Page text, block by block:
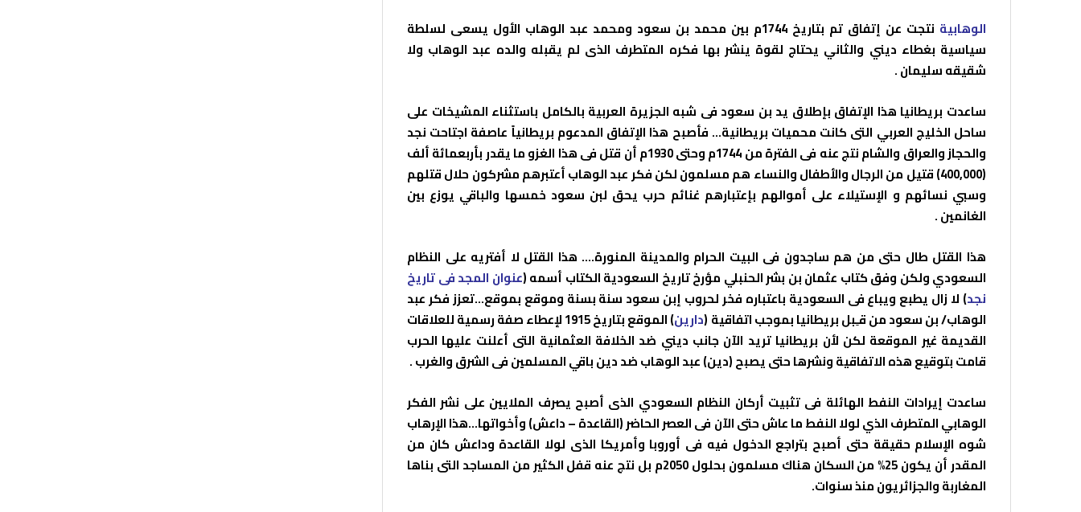
الوهابية
نتجت عن إتفاق تم بتاريخ 1744م بين محمد بن سعود ومحمد عبد الوهاب الأول يسعى لسلطة
سياسية بغطاء ديني والثاني يحتاج لقوة ينشر بها فكره المتطرف الذى لم يقبله والده عبد الوهاب ولا
شقيقه سليمان .
ساعدت بريطانيا هذا الإتفاق بإطلاق يد بن سعود فى شبه الجزيرة العربية بالكامل باستثناء المشيخات على
ساحل الخليج العربي التى كانت محميات بريطانية… فأصبح هذا الإتفاق المدعوم بريطانياً عاصفة اجتاحت نجد
والحجاز والعراق والشام نتج عنه فى الفترة من 1744م وحتى 1930م أن قتل فى هذا الغزو ما يقدر بأربعمائة ألف
(400,000) قتيل من الرجال والأطفال والنساء هم مسلمون لكن فكر عبد الوهاب أعتبرهم مشركون حلال قتلهم
وسبي نسائهم و الإستيلاء على أموالهم بإعتبارهم غنائم حرب يحق لبن سعود خمسها والباقي يوزع بين
الغانمين .
هذا القتل طال حتى من هم ساجدون فى البيت الحرام والمدينة المنورة…. هذا القتل لا أفتريه على النظام
السعودي ولكن وفق كتاب عثمان بن بشر الحنبلي مؤرخ تاريخ السعودية الكتاب أسمه (عنوان المجد فى تاريخ
نجد) لا زال يطبع ويباع فى السعودية باعتباره فخر لحروب إبن سعود سنة بسنة وموقع بموقع…تعزز فكر عبد
الوهاب/ بن سعود من قـِبل بريطانيا بموجب اتفاقية (دارين
) الموقع بتاريخ 1915 لإعطاء صفة رسمية للعلاقات
القديمة غير الموقعة لكن لأن بريطانيا تريد الآن جانب ديني ضد الخلافة العثمانية التى أعلنت عليها الحرب
قامت بتوقيع هذه الاتفاقية ونشرها حتى يصبح (دين) عبد الوهاب ضد دين باقي المسلمين فى الشرق والغرب .
ساعدت إيرادات النفط الهائلة فى تثبيت أركان النظام السعودي الذى أصبح يصرف الملايين على نشر الفكر
الوهابي المتطرف الذي لولا النفط ما عاش حتى الآن فى العصر الحاضر (القاعدة – داعش) وأخواتها…هذا الإرهاب
شوه الإسلام حقيقة حتى أصبح بتراجع الدخول فيه فى أوروبا وأمريكا الذى لولا القاعدة وداعش كان من
المقدر أن يكون 25% من السكان هناك مسلمون بحلول 2050م بل نتج عنه قفل الكثير من المساجد التى بناها
المغاربة والجزائريون منذ سنوات.